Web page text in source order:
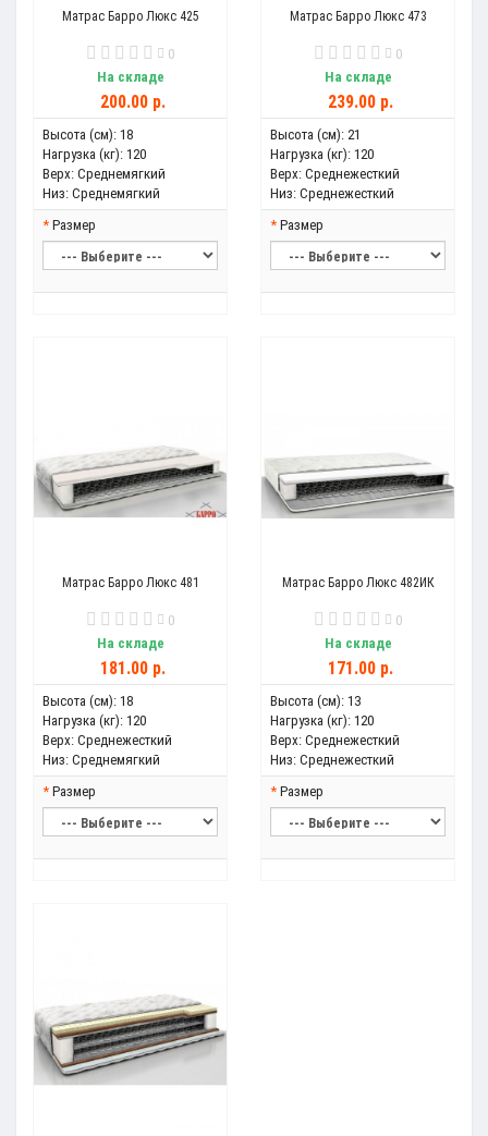
Матрас Барро Люкс 425
0
На складе
200.00 р.
Высота (см): 18
Нагрузка (кг): 120
Верх: Среднемягкий
Низ: Среднемягкий
Размер
Матрас Барро Люкс 473
0
На складе
239.00 р.
Высота (см): 21
Нагрузка (кг): 120
Верх: Среднежесткий
Низ: Среднежесткий
Размер
Матрас Барро Люкс 481
0
На складе
181.00 р.
Высота (см): 18
Нагрузка (кг): 120
Верх: Среднежесткий
Низ: Среднемягкий
Размер
Матрас Барро Люкс 482ИК
0
На складе
171.00 р.
Высота (см): 13
Нагрузка (кг): 120
Верх: Среднежесткий
Низ: Среднежесткий
Размер